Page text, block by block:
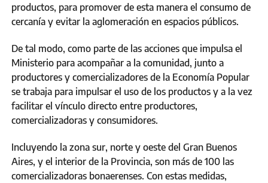
productos, para promover de esta manera el consumo de
cercanía y evitar la aglomeración en espacios públicos.
De tal modo, como parte de las acciones que impulsa el
Ministerio para acompañar a la comunidad, junto a
productores y comercializadores de la Economía Popular
se trabaja para impulsar el uso de los productos y a la vez
facilitar el vínculo directo entre productores,
comercializadoras y consumidores.
Incluyendo la zona sur, norte y oeste del Gran Buenos
Aires, y el interior de la Provincia, son más de 100 las
comercializadoras bonaerenses. Con estas medidas,